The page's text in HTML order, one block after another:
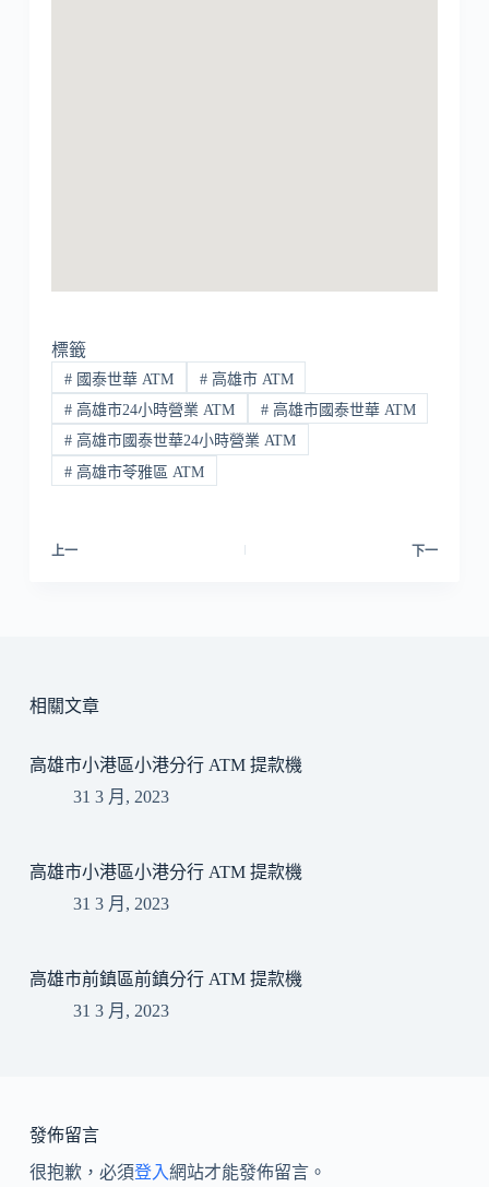
標籤
#國泰世華 ATM #高雄市 ATM
#高雄市24小時營業 ATM #高雄市國泰世華 ATM
#高雄市國泰世華24小時營業 ATM
#高雄市苓雅區 ATM
上一 下一
相關文章
高雄市小港區小港分行 ATM 提款機
31 3 月, 2023
高雄市小港區小港分行 ATM 提款機
31 3 月, 2023
高雄市前鎮區前鎮分行 ATM 提款機
31 3 月, 2023
發佈留言
很抱歉，必須登入網站才能發佈留言。